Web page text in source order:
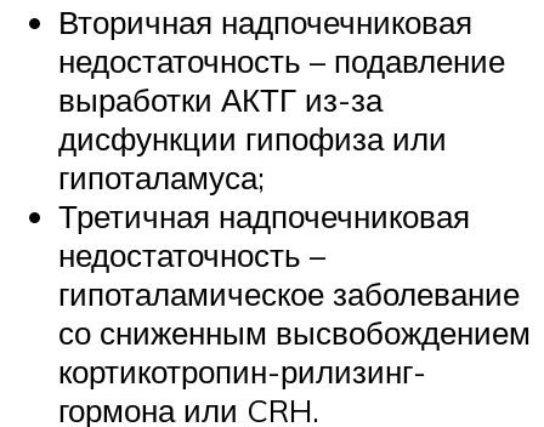
Вторичная надпочечниковая
недостаточность – подавление
выработки АКТГ из-за
дисфункции гипофиза или
гипоталамуса;
Третичная надпочечниковая
недостаточность –
гипоталамическое заболевание
со сниженным высвобождением
кортикотропин-рилизинг-
гормона или CRH.